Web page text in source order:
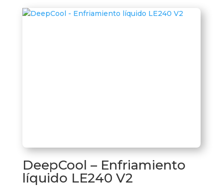
DeepCool – Enfriamiento
líquido LE240 V2